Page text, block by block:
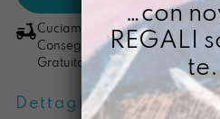
Cuciamo ogni ordine nel nostro
Consegna in 4/5 giorni
Gratuita per ordini di importo
Dettagli prodotto
…con
REGALI
te.